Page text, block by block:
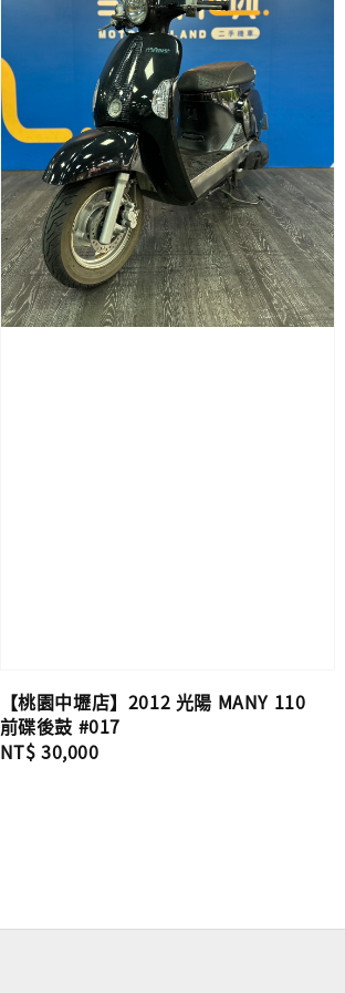
【桃園中壢店】2012 光陽 MANY 110
前碟後鼓 #017
Regular
NT$ 30,000